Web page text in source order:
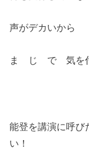
声がデカいから
ま じ で 気を付
能登を講演に呼び
い！